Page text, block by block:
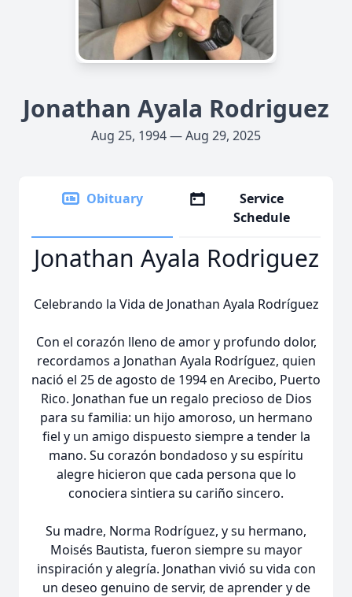
Jonathan Ayala Rodriguez
Aug 25, 1994 — Aug 29, 2025
Obituary
Service
Schedule
Jonathan Ayala Rodriguez
Celebrando la Vida de Jonathan Ayala Rodríguez
Con el corazón lleno de amor y profundo dolor,
recordamos a Jonathan Ayala Rodríguez, quien
nació el 25 de agosto de 1994 en Arecibo, Puerto
Rico. Jonathan fue un regalo precioso de Dios
para su familia: un hijo amoroso, un hermano
fiel y un amigo dispuesto siempre a tender la
mano. Su corazón bondadoso y su espíritu
alegre hicieron que cada persona que lo
conociera sintiera su cariño sincero.
Su madre, Norma Rodríguez, y su hermano,
Moisés Bautista, fueron siempre su mayor
inspiración y alegría. Jonathan vivió su vida con
un deseo genuino de servir, de aprender y de